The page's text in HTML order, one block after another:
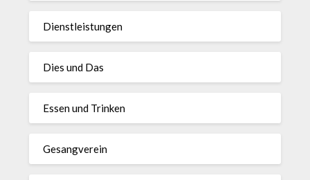
Dienstleistungen
Dies und Das
Essen und Trinken
Gesangverein